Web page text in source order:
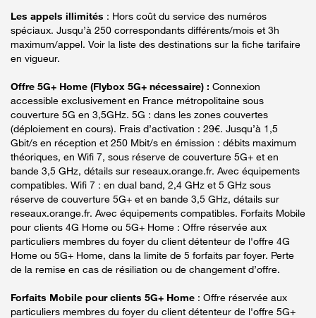
Les appels illimités : Hors coût du service des numéros
spéciaux. Jusqu’à 250 correspondants différents/mois et 3h
maximum/appel. Voir la liste des destinations sur la fiche tarifaire
en vigueur.
Offre 5G+ Home (Flybox 5G+ nécessaire) : Connexion
accessible exclusivement en France métropolitaine sous
couverture 5G en 3,5GHz. 5G : dans les zones couvertes
(déploiement en cours). Frais d’activation : 29€. Jusqu’à 1,5
Gbit/s en réception et 250 Mbit/s en émission : débits maximum
théoriques, en Wifi 7, sous réserve de couverture 5G+ et en
bande 3,5 GHz, détails sur reseaux.orange.fr. Avec équipements
compatibles. Wifi 7 : en dual band, 2,4 GHz et 5 GHz sous
réserve de couverture 5G+ et en bande 3,5 GHz, détails sur
reseaux.orange.fr. Avec équipements compatibles. Forfaits Mobile
pour clients 4G Home ou 5G+ Home : Offre réservée aux
particuliers membres du foyer du client détenteur de l'offre 4G
Home ou 5G+ Home, dans la limite de 5 forfaits par foyer. Perte
de la remise en cas de résiliation ou de changement d’offre.
Forfaits Mobile pour clients 5G+ Home : Offre réservée aux
particuliers membres du foyer du client détenteur de l'offre 5G+